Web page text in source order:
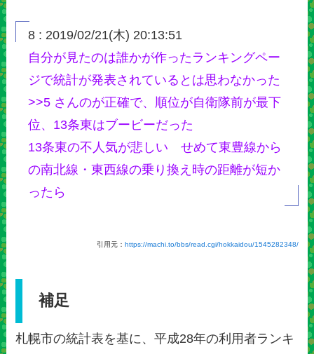
8 : 2019/02/21(木) 20:13:51
自分が見たのは誰かが作ったランキングペー
ジで統計が発表されているとは思わなかった
>>5 さんのが正確で、順位が自衛隊前が最下
位、13条東はブービーだった
13条東の不人気が悲しい せめて東豊線から
の南北線・東西線の乗り換え時の距離が短か
ったら
引用元： https://machi.to/bbs/read.cgi/hokkaidou/1545282348/
補足
札幌市の統計表を基に、平成28年の利用者ランキ